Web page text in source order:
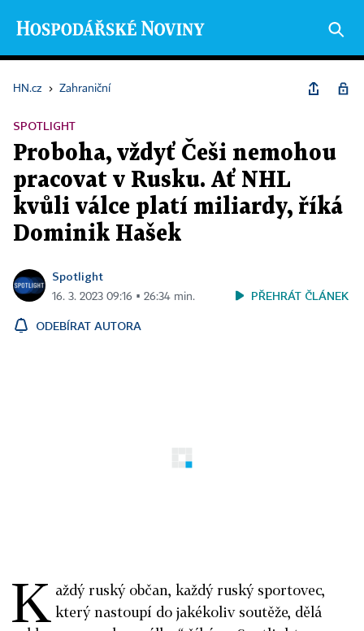
HN.cz › Zahraniční
SPOTLIGHT
Proboha, vždyť Češi nemohou
pracovat v Rusku. Ať NHL
kvůli válce platí miliardy, říká
Dominik Hašek
Spotlight
16. 3. 2023 09:16 ▪ 26:34 min. PŘEHRÁT ČLÁNEK
ODEBÍRAT AUTORA
K aždý ruský občan, každý ruský sportovec,
který nastoupí do jakékoliv soutěže, dělá